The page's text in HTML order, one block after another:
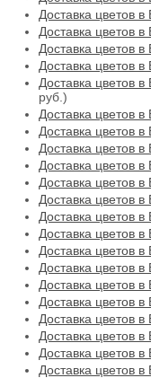
Доставка цветов в
Доставка цветов в
Доставка цветов в
Доставка цветов в
Доставка цветов
руб.)
Доставка цветов
Доставка цветов в
Доставка цветов в
Доставка цветов в
Доставка цветов в
Доставка цветов в
Доставка цветов в
Доставка цветов в
Доставка цветов в
Доставка цветов в
Доставка цветов в
Доставка цветов
Доставка цветов в
Доставка цветов в
Доставка цветов
Доставка цветов